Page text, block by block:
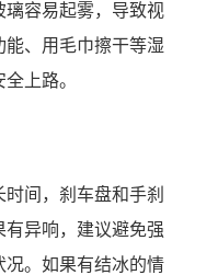
璃容易起雾，导致视
、用毛巾擦干等湿
上路。
间，刹车盘和手刹
异响，建议避免强
况。如果有结冰的情